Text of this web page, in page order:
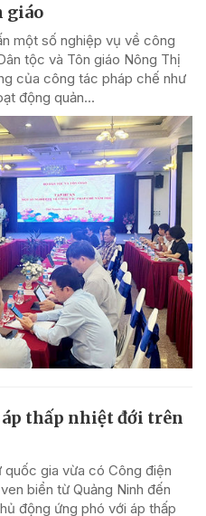
giáo
một số nghiệp vụ về công
tộc và Tôn giáo Nông Thị
của công tác pháp chế như
động quản...
thấp nhiệt đới trên
quốc gia vừa có Công điện
biển từ Quảng Ninh đến
động ứng phó với áp thấp